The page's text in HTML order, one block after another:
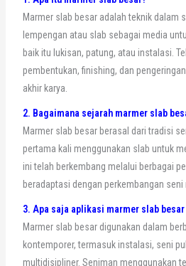
Marmer slab besar adalah teknik dalam
lempengan atau slab sebagai media
baik itu lukisan, patung, atau instalasi.
pembentukan, finishing, dan
akhir karya.
2. Bagaimana sejarah marmer slab
Marmer slab besar berasal dari tradisi
pertama kali menggunakan slab untuk
ini telah berkembang melalui berbagai
beradaptasi dengan perkembangan
3. Apa saja aplikasi marmer slab
Marmer slab besar digunakan dalam
kontemporer, termasuk instalasi, seni
multidisipliner. Seniman menggunakan